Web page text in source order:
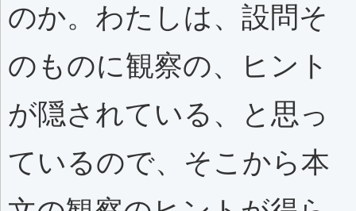
のか。わたしは、設問そ
のものに観察の、ヒント
が隠されている、と思っ
ているので、そこから本